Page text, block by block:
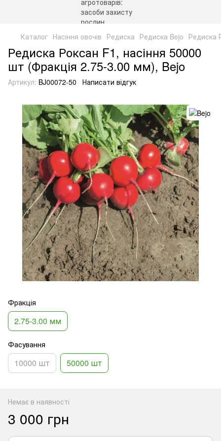
Каталог Насіння овочів Редиска Редиска Bejo Редиска
Редиска Роксан F1, насіння 50000
шт (Фракція 2.75-3.00 мм), Bejo
Артикул: BJ00072-50 Написати відгук
Фракція
2.75-3.00 мм
Фасування
10000 шт 50000 шт
Немає в наявності
3 000 грн